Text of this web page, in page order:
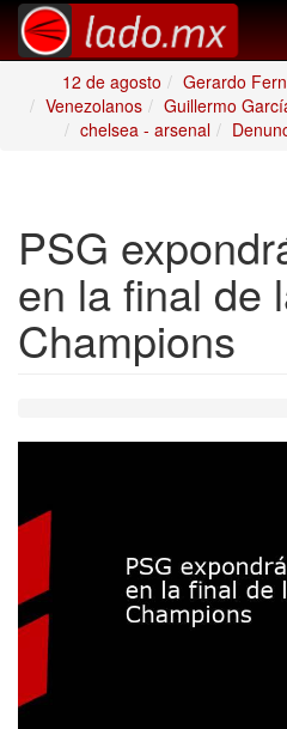
12 de agosto
Gerardo
Venezolanos
Guillermo
chelsea - arsenal
PSG
en la final de
Champions